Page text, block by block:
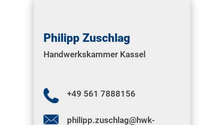
Philipp Zuschlag
Handwerkskammer Kassel
+49 561 7888156
philipp.zuschlag@hwk-